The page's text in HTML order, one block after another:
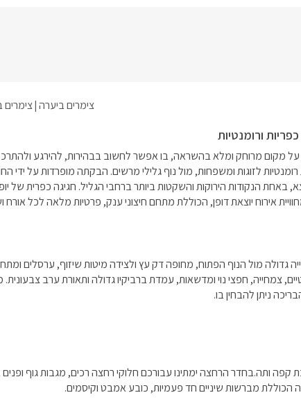
צימרים ביערה צימרים
ורומנטיות
אירוח יוצאת דופן, הכוללת מתחם חיצוני ענק, פרטיות מלאה לכל אורח
מברשות שיניים חד פעמיות, כובע אמבט וקיסמים.